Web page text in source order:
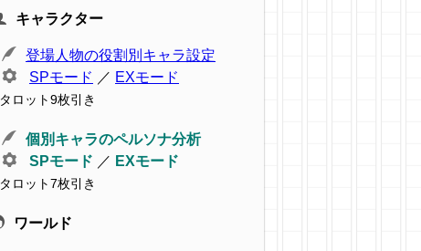
キャラクター
登場人物の役割別キャラ設定
SPモード ／ EXモード
タロット9枚引き
個別キャラのペルソナ分析
SPモード ／ EXモード
タロット7枚引き
ワールド